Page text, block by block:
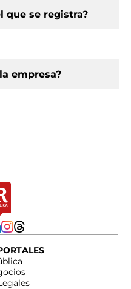
que se registra?
empresa?